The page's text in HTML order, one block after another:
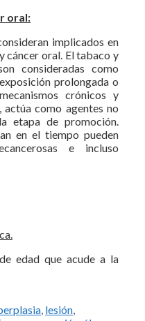
oral:
implicados en
cáncer oral. El tabaco y
consideradas como
prolongada o
crónicos y
actúa como agentes no
etapa de promoción.
en el tiempo pueden
e incluso
edad que acude a la
lesión